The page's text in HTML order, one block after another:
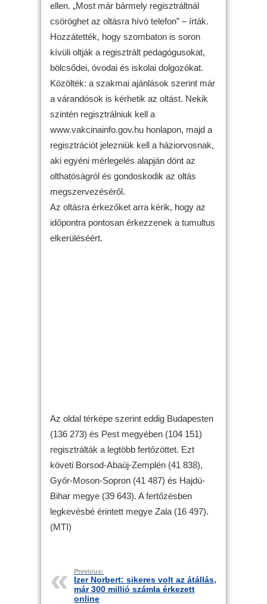
ellen. „Most már bármely regisztráltnál
csöröghet az oltásra hívó telefon” – írták.
Hozzátették, hogy szombaton is soron
kívüli oltják a regisztrált pedagógusokat,
bölcsődei, óvodai és iskolai dolgozókat.
Közölték: a szakmai ajánlások szerint már
a várandósok is kérhetik az oltást. Nekik
szintén regisztrálniuk kell a
www.vakcinainfo.gov.hu honlapon, majd a
regisztrációt jelezniük kell a háziorvosnak,
aki egyéni mérlegelés alapján dönt az
olthatóságról és gondoskodik az oltás
megszervezéséről.
Az oltásra érkezőket arra kérik, hogy az
időpontra pontosan érkezzenek a tumultus
elkerüléséért.
Az oldal térképe szerint eddig Budapesten
(136 273) és Pest megyében (104 151)
regisztrálták a legtöbb fertőzöttet. Ezt
követi Borsod-Abaúj-Zemplén (41 838),
Győr-Moson-Sopron (41 487) és Hajdú-
Bihar megye (39 643). A fertőzésben
legkevésbé érintett megye Zala (16 497).
(MTI)
Previous:
Izer Norbert: sikeres volt az átállás,
már 300 millió számla érkezett
online